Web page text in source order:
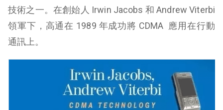
技術之一。在創始人 Irwin Jacobs 和 Andrew Viterbi
領軍下，高通在 1989 年成功將 CDMA 應用在行動
通訊上。